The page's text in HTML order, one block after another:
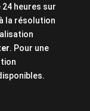
heures sur
la résolution
. Pour une